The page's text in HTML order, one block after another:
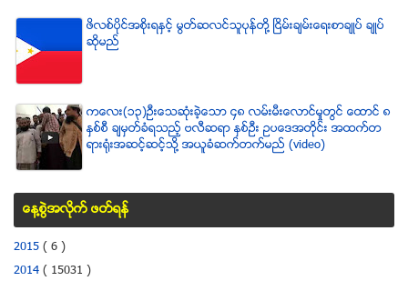
ဖိလစ္ပိုင္အစိုးရႏွင့္ မြတ္ဆလင္သူပုန္တို႔ ၿငိမ္းခ်မ္းေရးစာခ်ဳပ္ ခ်ဳပ္
ဆိုမည္
ကေလး(၁၃)ဦးေသဆံုးခဲ့ေသာ ၄၈ လမ္းမီးေလာင္မႈတြင္ ေထာင္ ၈
ႏွစ္စီ ခ်မွတ္ခံရသည့္ ဗလီဆရာ ႏွစ္ဦး ဥပေဒအတိုင္း အထက္တ
ရားရံုးအဆင့္ဆင့္သို႔ အယူခံဆက္တက္မည္ (video)
ေန႔စြဲအလိုက္ ဖတ္ရန္
2015 ( 6 )
2014 ( 15031 )